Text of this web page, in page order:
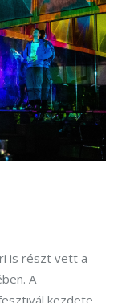
is részt vett a
A